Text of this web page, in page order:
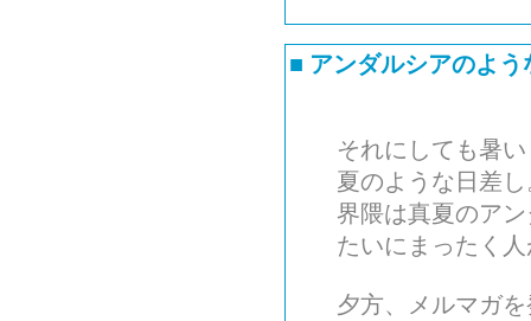
■ アンダルシアのよう
それにしても暑
夏のような日差
界隈は真夏のア
たいにまったく
夕方、メルマガ